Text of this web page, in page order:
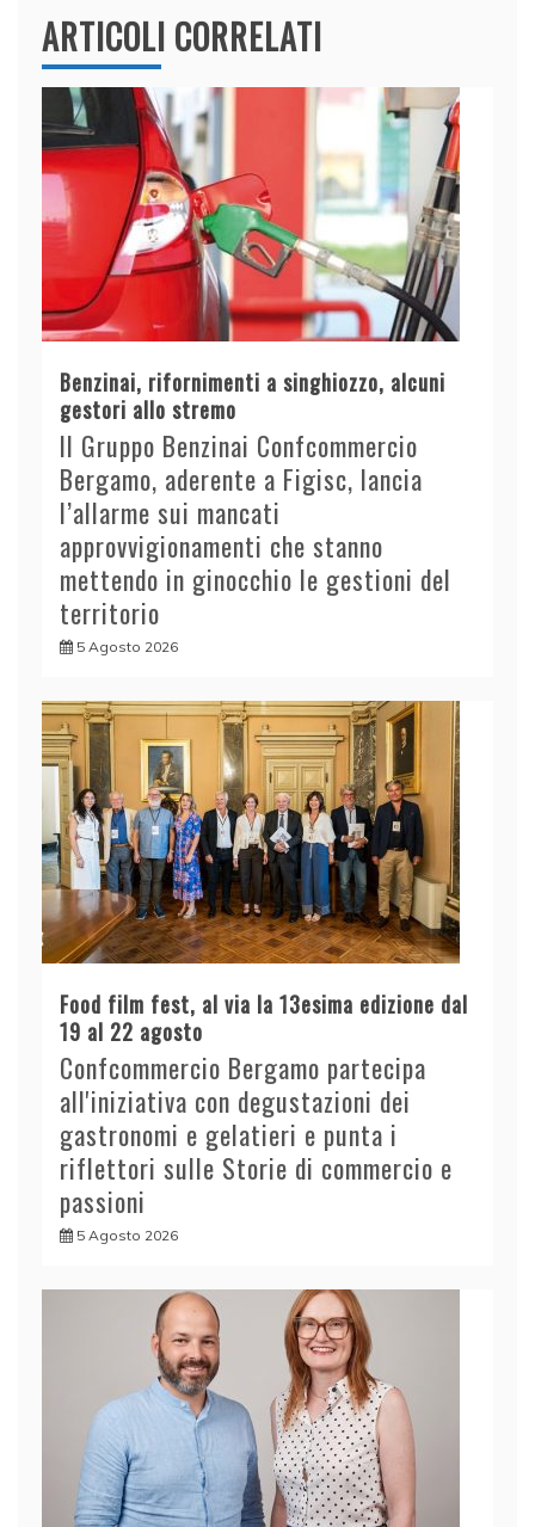
ARTICOLI CORRELATI
Benzinai, rifornimenti a singhiozzo, alcuni
gestori allo stremo
Il Gruppo Benzinai Confcommercio
Bergamo, aderente a Figisc, lancia
l’allarme sui mancati
approvvigionamenti che stanno
mettendo in ginocchio le gestioni del
territorio
5 Agosto 2026
Food film fest, al via la 13esima edizione dal
19 al 22 agosto
Confcommercio Bergamo partecipa
all'iniziativa con degustazioni dei
gastronomi e gelatieri e punta i
riflettori sulle Storie di commercio e
passioni
5 Agosto 2026